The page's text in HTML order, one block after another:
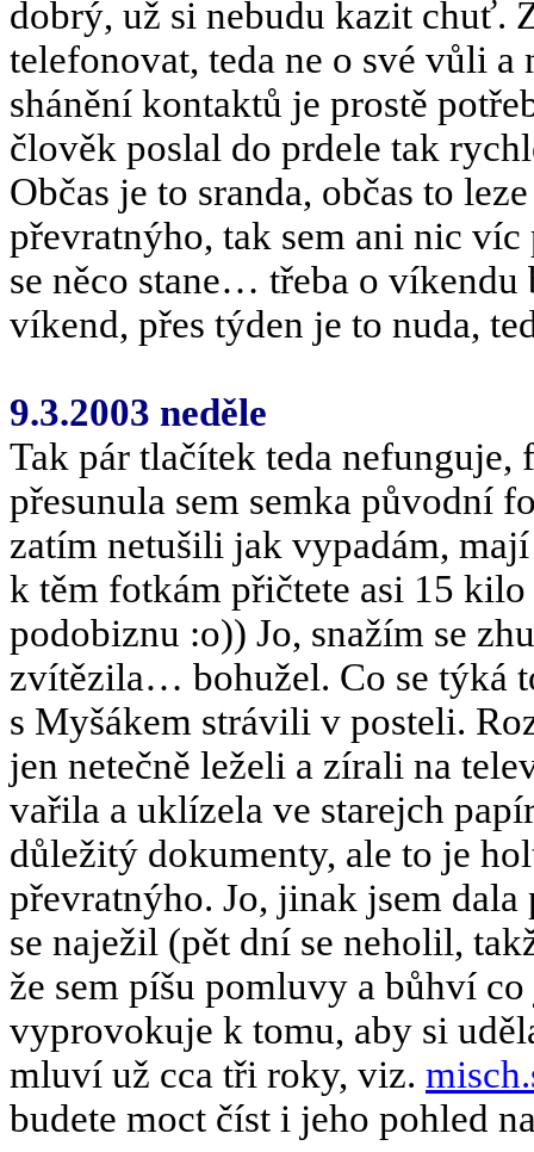
dobrý, už si nebudu kazit chuť.
telefonovat, teda ne o své vůli
shánění kontaktů je prostě
člověk poslal do prdele tak
Občas je to sranda, občas to
převratnýho, tak sem ani nic víc
se něco stane… třeba o
víkend, přes týden je to nuda,
9.3.2003 neděle
Tak pár tlačítek teda nefunguje,
přesunula sem semka původní
zatím netušili jak vypadám,
k těm fotkám přičtete asi 15
podobiznu :o)) Jo, snažím se
zvítězila… bohužel. Co se týká
s Myšákem strávili v posteli.
jen netečně leželi a zírali na
vařila a uklízela ve starejch
důležitý dokumenty, ale to je
převratnýho. Jo, jinak jsem
se naježil (pět dní se neholil,
že sem píšu pomluvy a bůhví
vyprovokuje k tomu, aby si
mluví už cca tři roky, viz.
budete moct číst i jeho pohled